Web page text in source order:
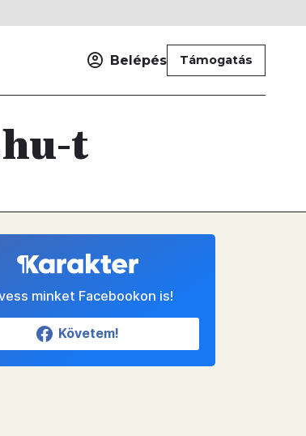
Belépés Támogatás
t
minket Facebookon is!
Követem!